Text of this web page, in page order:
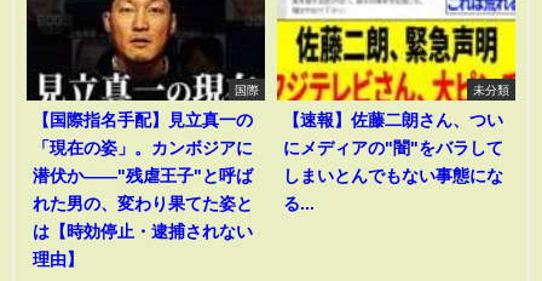
国際
【国際指名手配】見立真一の
「現在の姿」。カンボジアに
潜伏か――"残虐王子"と呼ば
れた男の、変わり果てた姿と
は【時効停止・逮捕されない
理由】
未分類
【速報】佐藤二朗さん、つい
にメディアの"闇"をバラして
しまいとんでもない事態にな
る...